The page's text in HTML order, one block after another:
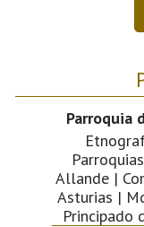
Parroquia
Allande |
Asturias |
Principado